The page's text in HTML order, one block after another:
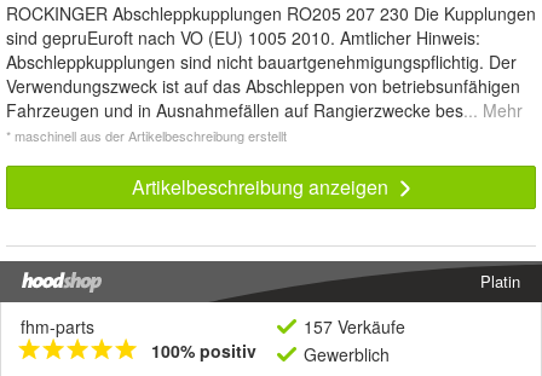
ROCKINGER Abschleppkupplungen RO205 207 230 Die Kupplungen
sind gepruEuroft nach VO (EU) 1005 2010. Amtlicher Hinweis:
Abschleppkupplungen sind nicht bauartgenehmigungspflichtig. Der
Verwendungszweck ist auf das Abschleppen von betriebsunfähigen
Fahrzeugen und in Ausnahmefällen auf Rangierzwecke bes... Mehr
* maschinell aus der Artikelbeschreibung erstellt
Artikelbeschreibung anzeigen
Platin
fhm-parts
100% positiv
157 Verkäufe
Gewerblich